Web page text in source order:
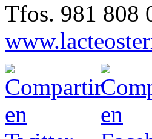
Tfos. 981 808